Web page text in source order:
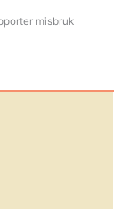
misbruk